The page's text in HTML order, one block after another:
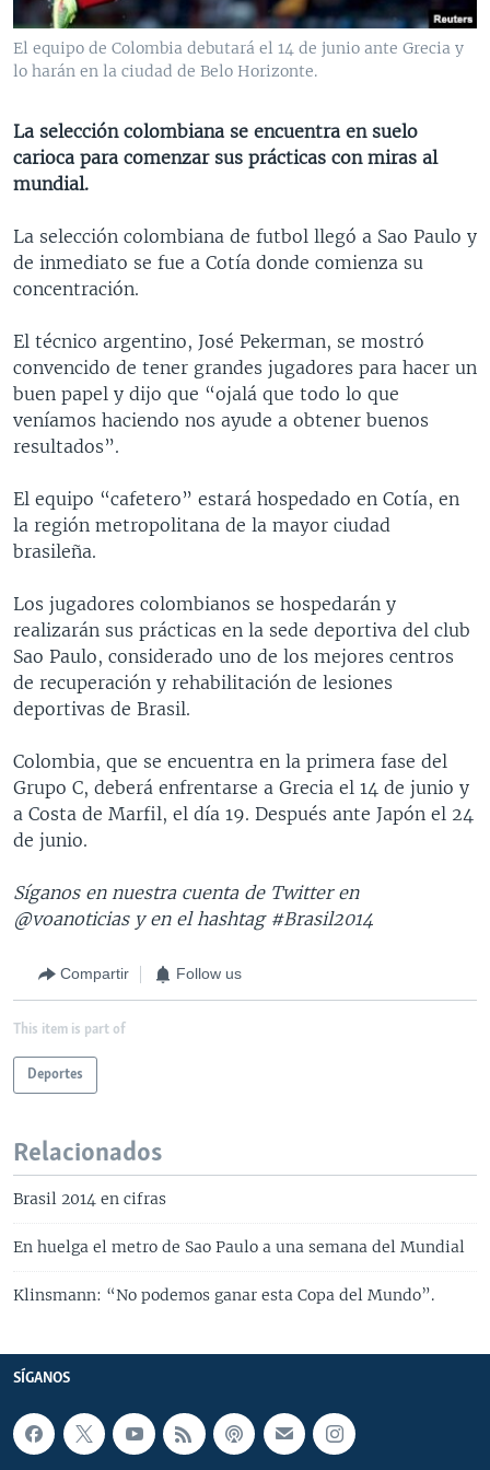
VENEZUELA
BRASIL
NICARAGUA
ECONOMÍA
ENTRETENIMIENTO Y CULTURA
DEPORTES
CIENCIA Y SALUD
MULTIMEDIA
VIDEOS
AUDIOS
PROGRAMAS TV
FORO INTERAMERICANO
VISIÓN 360
PANORAMA
AVANCE INFORMATIVO
AUDIONOTICIAS
ESTADOS UNIDOS AL DÍA
EL MUNDO AL DÍA [RADIO]
FORO [RADIO]
DEPORTIVO INTERNACIONAL
NOTA ECONÓMICA
ENTRETENIMIENTO
DIRECT
DOCUMENTALES DE LA VOA
Learning English
SÍGANOS
Idiomas
El equipo de Colombia debutará el 14 de junio ante Grecia y
lo harán en la ciudad de Belo Horizonte.
La selección colombiana se encuentra en suelo
carioca para comenzar sus prácticas con miras al
mundial.
La selección colombiana de futbol llegó a Sao Paulo y
de inmediato se fue a Cotía donde comienza su
concentración.
El técnico argentino, José Pekerman, se mostró
convencido de tener grandes jugadores para hacer un
buen papel y dijo que “ojalá que todo lo que
veníamos haciendo nos ayude a obtener buenos
resultados”.
El equipo “cafetero” estará hospedado en Cotía, en
la región metropolitana de la mayor ciudad
brasileña.
Los jugadores colombianos se hospedarán y
realizarán sus prácticas en la sede deportiva del club
Sao Paulo, considerado uno de los mejores centros
de recuperación y rehabilitación de lesiones
deportivas de Brasil.
Colombia, que se encuentra en la primera fase del
Grupo C, deberá enfrentarse a Grecia el 14 de junio y
a Costa de Marfil, el día 19. Después ante Japón el 24
de junio.
Síganos en nuestra cuenta de Twitter en
@voanoticias y en el hashtag #Brasil2014
Compartir Follow us
This item is part of
Deportes
Relacionados
Brasil 2014 en cifras
En huelga el metro de Sao Paulo a una semana del Mundial
Klinsmann: “No podemos ganar esta Copa del Mundo”.
SÍGANOS